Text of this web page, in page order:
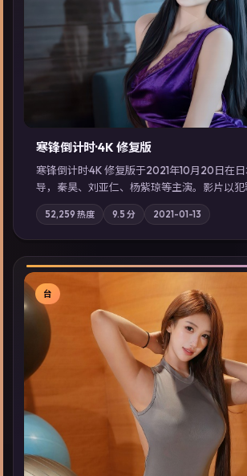
▶
寒锋倒计时·4K 修复版
寒锋倒计时·4K 修复版于2021年10月20日在
导，秦昊、刘亚仁、杨紫琼等主演。影片以
踪人口档案牵出跨国灰色产业链；摄影与配乐
内亦可通过「国产免费观看高清电视剧在线看
高分佳作，畅享高清在线追剧体验。
52,259 热度 9.5 分 2021-01-13
▶
台